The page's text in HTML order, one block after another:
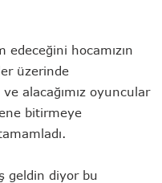
hocamızın
üzerinde
alacağımız oyuncular
bitirmeye
geldin diyor bu